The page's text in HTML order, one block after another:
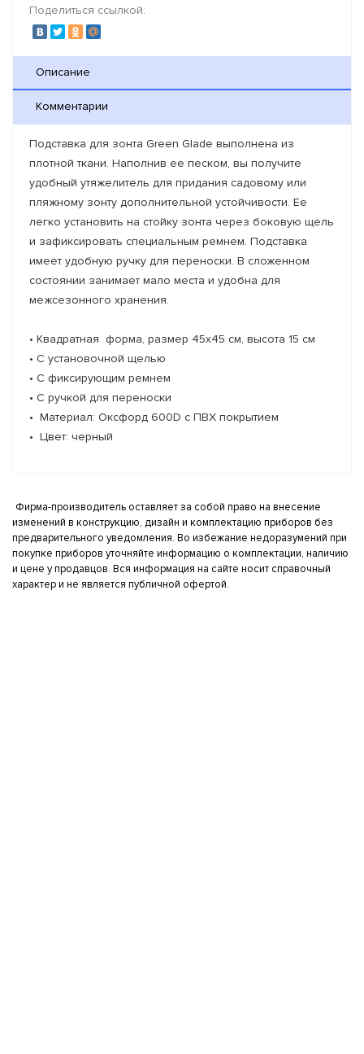
Поделиться ссылкой:
Описание
Комментарии
Подставка для зонта Green Glade выполнена из
плотной ткани. Наполнив ее песком, вы получите
удобный утяжелитель для придания садовому или
пляжному зонту дополнительной устойчивости. Ее
легко установить на стойку зонта через боковую щель
и зафиксировать специальным ремнем. Подставка
имеет удобную ручку для переноски. В сложенном
состоянии занимает мало места и удобна для
межсезонного хранения.
• Квадратная форма, размер 45х45 см, высота 15 см
• С установочной щелью
• С фиксирующим ремнем
• С ручкой для переноски
• Материал: Оксфорд 600D с ПВХ покрытием
• Цвет: черный
Фирма-производитель оставляет за собой право на внесение
изменений в конструкцию, дизайн и комплектацию приборов без
предварительного уведомления. Во избежание недоразумений при
покупке приборов уточняйте информацию о комплектации, наличию
и цене у продавцов. Вся информация на сайте носит справочный
характер и не является публичной офертой.